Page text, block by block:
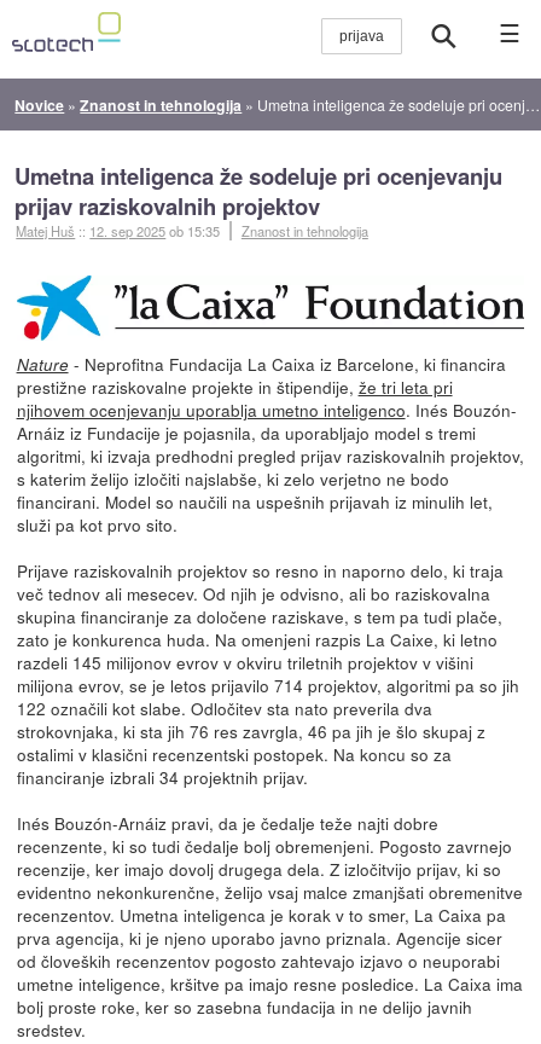
☰
Novice »Znanost in tehnologija » Umetna inteligenca že sodeluje pri ocenjevanju prijav raziskovalnih projektov
Umetna inteligenca že sodeluje pri ocenjevanju
prijav raziskovalnih projektov
Matej Huš :: 12. sep 2025ob 15:35 Znanost in tehnologija
Nature- Neprofitna Fundacija La Caixa iz Barcelone, ki financira
prestižne raziskovalne projekte in štipendije, že tri leta pri
njihovem ocenjevanju uporablja umetno inteligenco. Inés Bouzón-
Arnáiz iz Fundacije je pojasnila, da uporabljajo model s tremi
algoritmi, ki izvaja predhodni pregled prijav raziskovalnih projektov,
s katerim želijo izločiti najslabše, ki zelo verjetno ne bodo
financirani. Model so naučili na uspešnih prijavah iz minulih let,
služi pa kot prvo sito.
Prijave raziskovalnih projektov so resno in naporno delo, ki traja
več tednov ali mesecev. Od njih je odvisno, ali bo raziskovalna
skupina financiranje za določene raziskave, s tem pa tudi plače,
zato je konkurenca huda. Na omenjeni razpis La Caixe, ki letno
razdeli 145 milijonov evrov v okviru triletnih projektov v višini
milijona evrov, se je letos prijavilo 714 projektov, algoritmi pa so jih
122 označili kot slabe. Odločitev sta nato preverila dva
strokovnjaka, ki sta jih 76 res zavrgla, 46 pa jih je šlo skupaj z
ostalimi v klasični recenzentski postopek. Na koncu so za
financiranje izbrali 34 projektnih prijav.
Inés Bouzón-Arnáiz pravi, da je čedalje teže najti dobre
recenzente, ki so tudi čedalje bolj obremenjeni. Pogosto zavrnejo
recenzije, ker imajo dovolj drugega dela. Z izločitvijo prijav, ki so
evidentno nekonkurenčne, želijo vsaj malce zmanjšati obremenitve
recenzentov. Umetna inteligenca je korak v to smer, La Caixa pa
prva agencija, ki je njeno uporabo javno priznala. Agencije sicer
od človeških recenzentov pogosto zahtevajo izjavo o neuporabi
umetne inteligence, kršitve pa imajo resne posledice. La Caixa ima
bolj proste roke, ker so zasebna fundacija in ne delijo javnih
sredstev.